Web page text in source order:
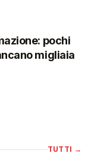
pochi
migliaia
TUTTI →